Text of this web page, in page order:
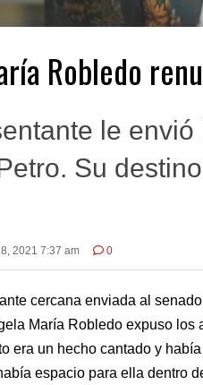
Robledo
le
Su
2021 7:37 am 0
cercana enviada al
María Robledo expuso
era un hecho cantado y
espacio para ella dentro